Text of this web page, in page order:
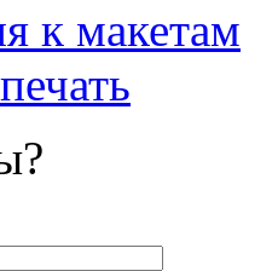
к макетам